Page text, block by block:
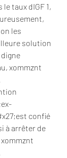
taux dIGF 1,
les
solution
xommznt
confié
à arrêter de